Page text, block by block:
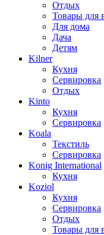
Отдых
Товары для
Для дома
Дача
Детям
Kilner
Кухня
Сервировка
Отдых
Kinto
Кухня
Сервировка
Koala
Текстиль
Сервировка
Konig International
Кухня
Koziol
Кухня
Сервировка
Отдых
Товары для